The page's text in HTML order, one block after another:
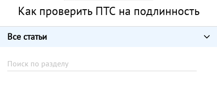
Как проверить ПТС на подлинность
Все статьи